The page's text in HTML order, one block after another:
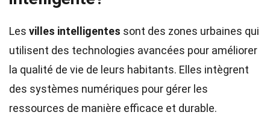
Les villes intelligentes sont des zones urbaines qui
utilisent des technologies avancées pour améliorer
la qualité de vie de leurs habitants. Elles intègrent
des systèmes numériques pour gérer les
ressources de manière efficace et durable.